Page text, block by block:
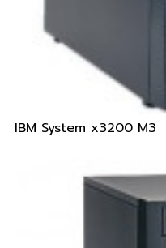
IBM System x3200 M3